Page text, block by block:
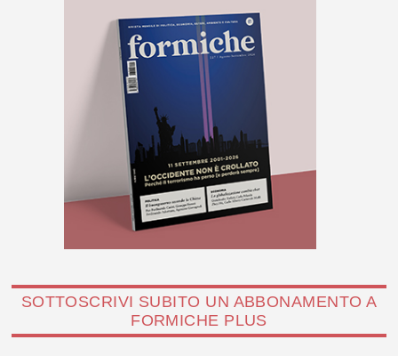
SOTTOSCRIVI SUBITO UN ABBONAMENTO A
FORMICHE PLUS